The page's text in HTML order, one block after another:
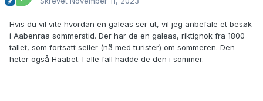
Hvis du vil vite hvordan en galeas ser ut, vil jeg anbefale et besøk
i Aabenraa sommerstid. Der har de en galeas, riktignok fra 1800-
tallet, som fortsatt seiler (nå med turister) om sommeren. Den
heter også Haabet. I alle fall hadde de den i sommer.